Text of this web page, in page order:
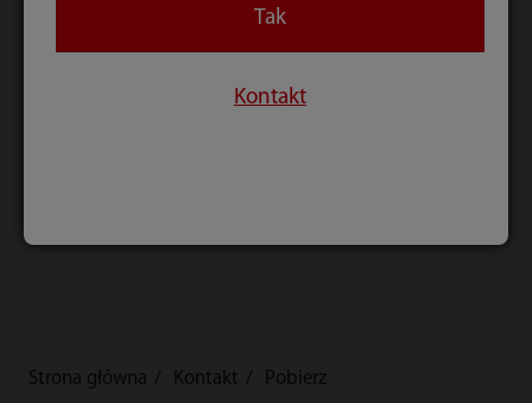
Strona główna Kontakt Pobierz
Tak
Kontakt